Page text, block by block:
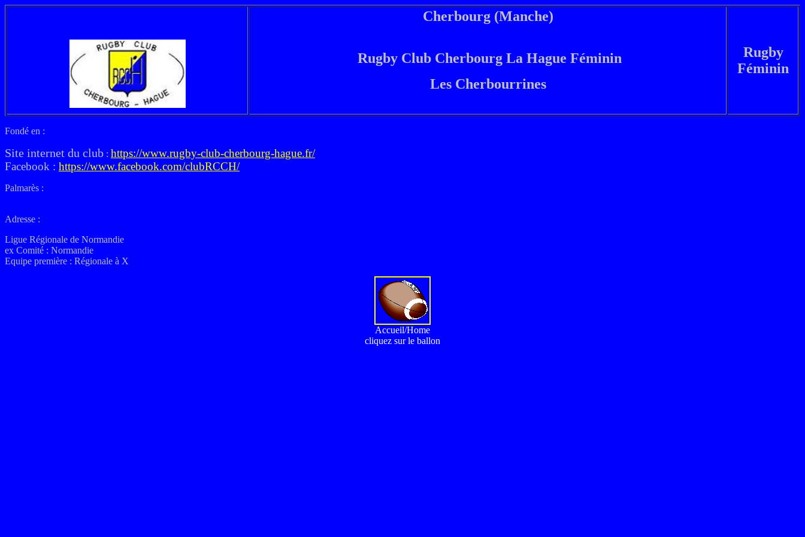
Cherbourg (Manche)
Rugby Club Cherbourg La Hague Féminin
Les Cherbourrines
Rugby
Féminin
Fondé en :
Site internet du club : https://www.rugby-club-cherbourg-hague.fr/
Facebook : https://www.facebook.com/clubRCCH/
Palmarès :
Adresse :
Ligue Régionale de Normandie
ex Comité : Normandie
Equipe première : Régionale à X
Accueil/Home
cliquez sur le ballon